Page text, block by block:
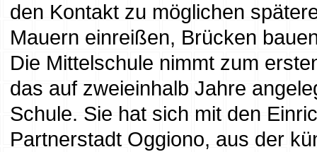
den Kontakt zu möglichen
Mauern einreißen, Brücken
Die Mittelschule nimmt zum
das auf zweieinhalb Jahre
Schule. Sie hat sich mit den
Partnerstadt Oggiono, aus der